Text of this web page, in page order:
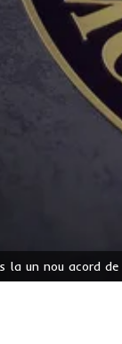
la un nou acord